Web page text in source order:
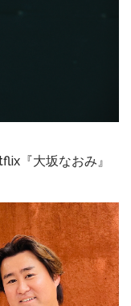
『大坂なおみ』